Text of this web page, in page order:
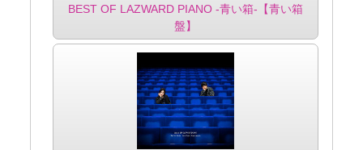
BEST OF LAZWARD PIANO -青い箱-【青い箱
盤】